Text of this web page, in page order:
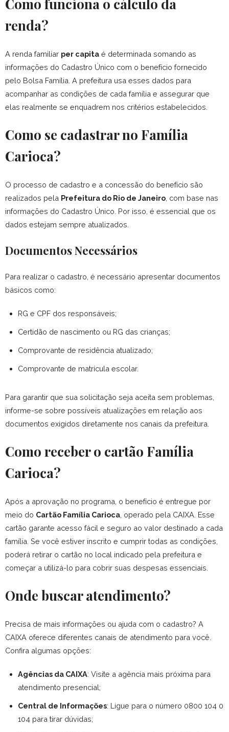
Como funciona o cálculo da
renda?
A renda familiar per capita é determinada somando as
informações do Cadastro Único com o benefício fornecido
pelo Bolsa Família. A prefeitura usa esses dados para
acompanhar as condições de cada família e assegurar que
elas realmente se enquadrem nos critérios estabelecidos.
Como se cadastrar no Família
Carioca?
O processo de cadastro e a concessão do benefício são
realizados pela Prefeitura do Rio de Janeiro , com base nas
informações do Cadastro Único. Por isso, é essencial que os
dados estejam sempre atualizados.
Documentos Necessários
Para realizar o cadastro, é necessário apresentar documentos
básicos como:
RG e CPF dos responsáveis;
Certidão de nascimento ou RG das crianças;
Comprovante de residência atualizado;
Comprovante de matrícula escolar.
Para garantir que sua solicitação seja aceita sem problemas,
informe-se sobre possíveis atualizações em relação aos
documentos exigidos diretamente nos canais da prefeitura.
Como receber o cartão Família
Carioca?
Após a aprovação no programa, o benefício é entregue por
meio do Cartão Família Carioca , operado pela CAIXA. Esse
cartão garante acesso fácil e seguro ao valor destinado a cada
família. Se você estiver inscrito e cumprir todas as condições,
poderá retirar o cartão no local indicado pela prefeitura e
começar a utilizá-lo para cobrir suas despesas essenciais.
Onde buscar atendimento?
Precisa de mais informações ou ajuda com o cadastro? A
CAIXA oferece diferentes canais de atendimento para você.
Confira algumas opções:
Agências da CAIXA: Visite a agência mais próxima para
atendimento presencial;
Central de Informações: Ligue para o número 0800 104 0
104 para tirar dúvidas;